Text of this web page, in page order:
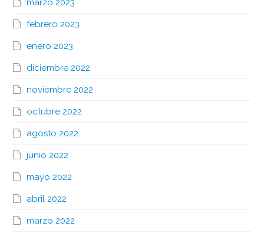
marzo 2023
febrero 2023
enero 2023
diciembre 2022
noviembre 2022
octubre 2022
agosto 2022
junio 2022
mayo 2022
abril 2022
marzo 2022